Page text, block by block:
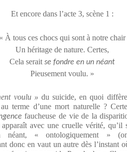
Et encore dans l’acte 3, scène 1 :
« À tous ces chocs qui sont à notre chair
Un héritage de nature. Certes,
Cela serait se fondre en un néant
Pieusement voulu. »
voulu » du suicide, en quoi
terme d’une mort naturelle ?
faucheuse de vie de la
avec une cruelle vérité, qu’il
néant, « ontologiquement »
donc en vaut un autre dès l’instant